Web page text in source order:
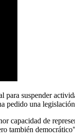
suspender
una
capacidad de
también